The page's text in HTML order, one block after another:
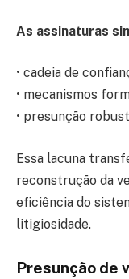
As assinaturas
• cadeia de
• mecanismos
• presunção
Essa lacuna
reconstrução da
eficiência do
litigiosidade.
Presunção de